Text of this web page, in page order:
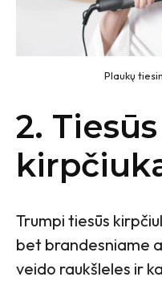
Plaukų
2.
Trumpi tiesūs
bet brandesniame
veido raukšleles ir